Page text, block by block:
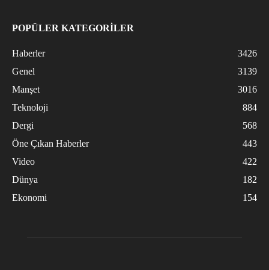
POPÜLER KATEGORİLER
Haberler
3426
Genel
3139
Manşet
3016
Teknoloji
884
Dergi
568
Öne Çıkan Haberler
443
Video
422
Dünya
182
Ekonomi
154